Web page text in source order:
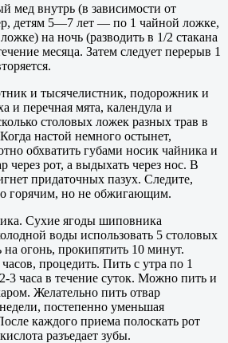
мед внутрь (в зависимости от
детям 5—7 лет — по 1 чайной ложке,
на ночь (разводить в 1/2 стакана
месяца. Затем следует перерыв 1
и тысячелистник, подорожник и
и перечная мята, календула и
столовых ложек разных трав в
настой немного остынет,
обхватить губами носик чайника и
через рот, а выдыхать через нос. В
придаточных пазух. Следите,
горячим, но не обжигающим.
Сухие ягоды шиповника
воды использовать 5 столовых
огонь, прокипятить 10 минут.
процедить. Пить с утра по 1
3 часа в течение суток. Можно пить и
Желательно пить отвар
постепенно уменьшая
каждого приема полоскать рот
разъедает зубы.